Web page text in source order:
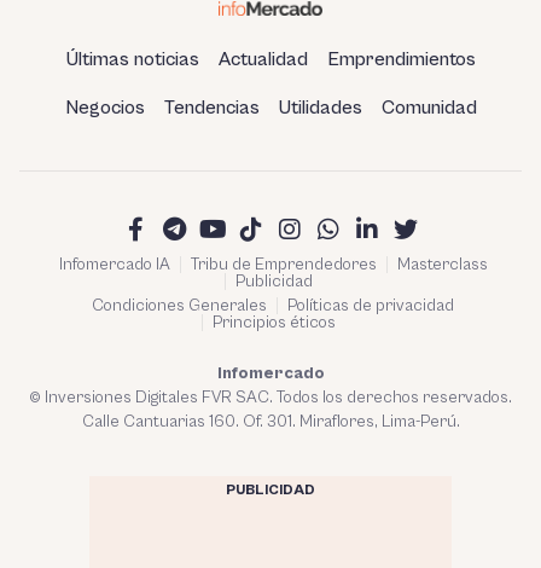
Últimas noticias Actualidad Emprendimientos
Negocios Tendencias Utilidades Comunidad
Infomercado IA Tribu de Emprendedores
Masterclass
Publicidad
Condiciones Generales
Políticas de privacidad
Principios éticos
Infomercado
© Inversiones Digitales FVR SAC. Todos los derechos reservados.
Calle Cantuarias 160. Of. 301. Miraflores, Lima-Perú.
PUBLICIDAD